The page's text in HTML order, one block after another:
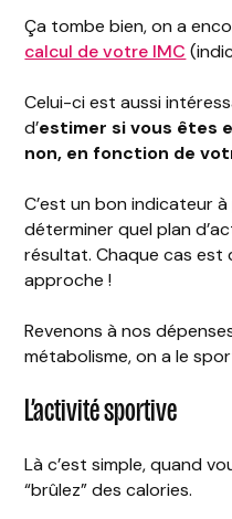
Ça tombe bien, on a
calcul de votre IMC
Celui-ci est aussi
d’estimer si vous êtes
non, en fonction de
C’est un bon indicateur
déterminer quel plan
résultat. Chaque cas
approche !
Revenons à nos
métabolisme, on a le
L’activité sportive
Là c’est simple, quand
“brûlez” des calories.